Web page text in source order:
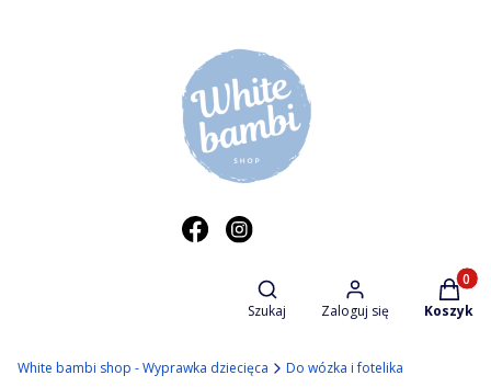
Otwórz wyszukiwarkę
Szukaj Zaloguj się Koszyk
White bambi shop - Wyprawka dziecięca Do wózka i fotelika